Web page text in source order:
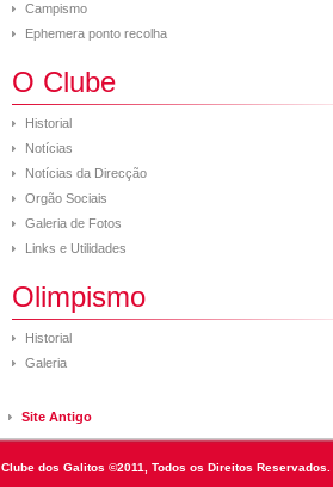
Campismo
Ephemera ponto recolha
O Clube
Historial
Notícias
Notícias da Direcção
Orgão Sociais
Galeria de Fotos
Links e Utilidades
Olimpismo
Historial
Galeria
Site Antigo
Clube dos Galitos ©2011, Todos os Direitos Reservados.